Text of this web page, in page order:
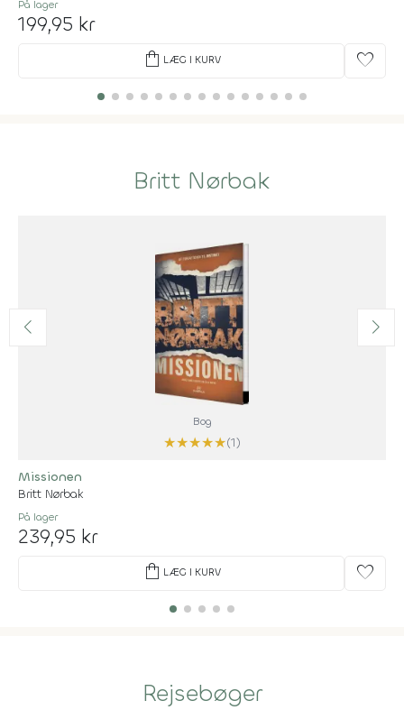
På lager
199,95 kr
shopping_bag LÆG I KURV favorite
Britt Nørbak
Bog
★★★★★(1)
Missionen
Britt Nørbak
På lager
239,95 kr
shopping_bag LÆG I KURV favorite
Rejsebøger